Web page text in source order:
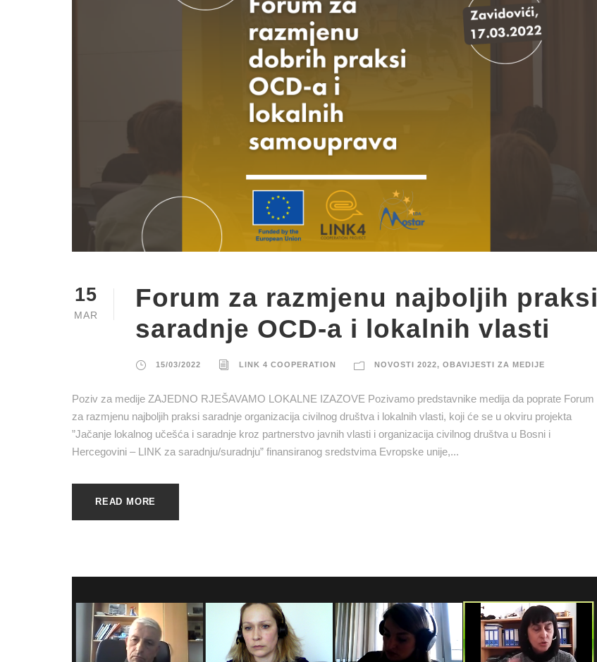
15
MAR
Forum za razmjenu najboljih praksi
saradnje OCD-a i lokalnih vlasti
15/03/2022 LINK 4 COOPERATION NOVOSTI 2022, OBAVIJESTI ZA MEDIJE
Poziv za medije ZAJEDNO RJEŠAVAMO LOKALNE IZAZOVE Pozivamo predstavnike medija da poprate Forum
za razmjenu najboljih praksi saradnje organizacija civilnog društva i lokalnih vlasti, koji će se u okviru projekta
”Jačanje lokalnog učešća i saradnje kroz partnerstvo javnih vlasti i organizacija civilnog društva u Bosni i
Hercegovini – LINK za saradnju/suradnju” finansiranog sredstvima Evropske unije,...
READ MORE